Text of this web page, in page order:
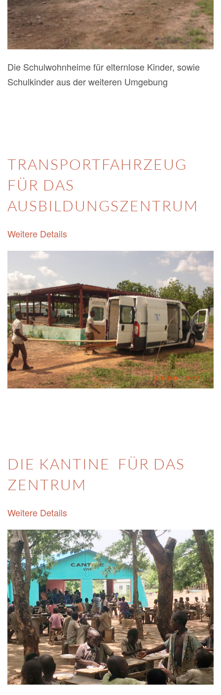
Die Schulwohnheime für elternlose Kinder, sowie
Schulkinder aus der weiteren Umgebung
TRANSPORTFAHRZEUG
FÜR DAS
AUSBILDUNGSZENTRUM
Weitere Details
DIE KANTINE FÜR DAS
ZENTRUM
Weitere Details